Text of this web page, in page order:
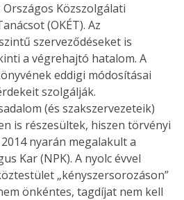
Közszolgálati
(OKÉT). Az
szerveződéseket is
a végrehajtó hatalom. A
eddigi módosításai
szolgálják.
(és szakszervezeteik)
is részesültek, hiszen törvényi
nyarán megalakult a
Kar (NPK). A nyolc évvel
„kényszersorozáson”
önkéntes, tagdíjat nem kell